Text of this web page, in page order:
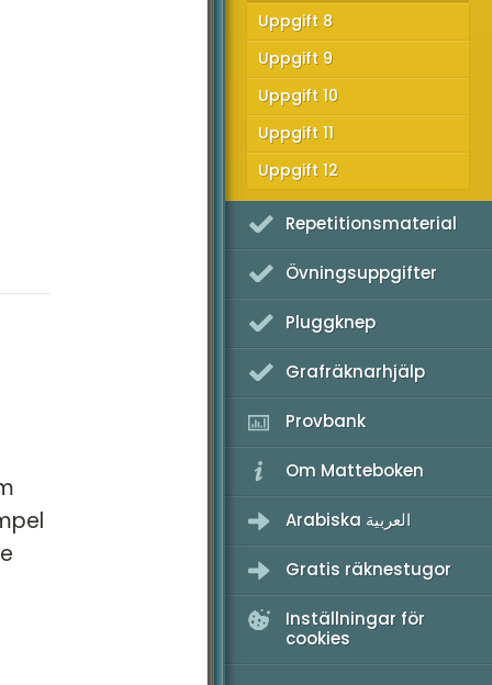
Uppgift 8
Uppgift 9
Uppgift 10
Uppgift 11
Uppgift 12
Repetitionsmaterial
Övningsuppgifter
Pluggknep
Grafräknarhjälp
Provbank
Om Matteboken
Arabiska العربية
Gratis räknestugor
Inställningar för
cookies